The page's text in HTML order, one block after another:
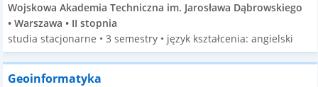
Wojskowa Akademia Techniczna im. Jarosława Dąbrowskiego
• Warszawa • II stopnia
studia stacjonarne • 3 semestry • język kształcenia: angielski
Geoinformatyka